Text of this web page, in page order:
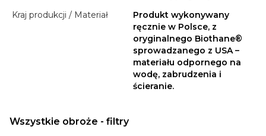
Kraj produkcji / Materiał
Produkt wykonywany
ręcznie w Polsce, z
oryginalnego Biothane®
sprowadzanego z USA –
materiału odpornego na
wodę, zabrudzenia i
ścieranie.
Wszystkie obroże - filtry